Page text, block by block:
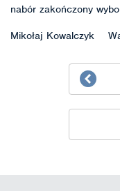
nabór zakończony
Mikołaj Kowalczyk